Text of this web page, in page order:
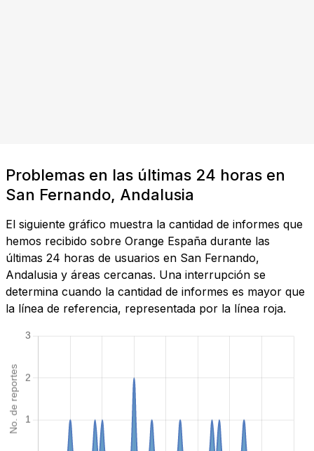
Problemas en las últimas 24 horas en
San Fernando, Andalusia
El siguiente gráfico muestra la cantidad de informes que
hemos recibido sobre Orange España durante las
últimas 24 horas de usuarios en San Fernando,
Andalusia y áreas cercanas. Una interrupción se
determina cuando la cantidad de informes es mayor que
la línea de referencia, representada por la línea roja.